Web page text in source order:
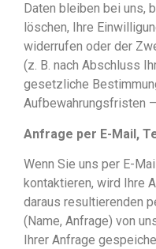
Daten bleiben bei uns,
löschen, Ihre
widerrufen oder der
(z. B. nach Abschluss
gesetzliche
Aufbewahrungsfristen
Anfrage per E-Mail,
Wenn Sie uns per E-
kontaktieren, wird Ihre
daraus resultierenden
(Name, Anfrage) von
Ihrer Anfrage